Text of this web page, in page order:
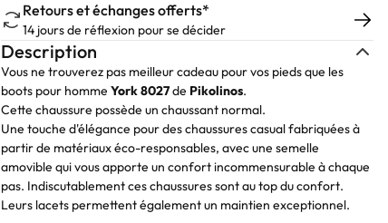
Retours et échanges offerts*
14 jours de réflexion pour se décider
Description
Vous ne trouverez pas meilleur cadeau pour vos pieds que les
boots pour hommeYork 8027de Pikolinos.
Cette chaussure possède un chaussant normal.
Une touche d'élégance pour des chaussures casual fabriquées à
partir de matériaux éco-responsables, avec une semelle
amovible qui vous apporte un confort incommensurable à chaque
pas. Indiscutablement ces chaussures sont au top du confort.
Leurs lacets permettent également un maintien exceptionnel.